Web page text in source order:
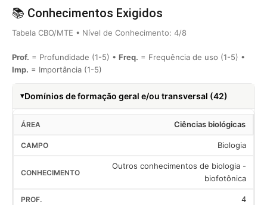
📚 Conhecimentos Exigidos
Tabela CBO/MTE • Nível de Conhecimento: 4/8
Prof. = Profundidade (1-5) • Freq. = Frequência de uso (1-5) •
Imp. = Importância (1-5)
Domínios de formação geral e/ou transversal (42)
Ciências biológicas
Biologia
Outros conhecimentos de biologia -
biofotônica
4